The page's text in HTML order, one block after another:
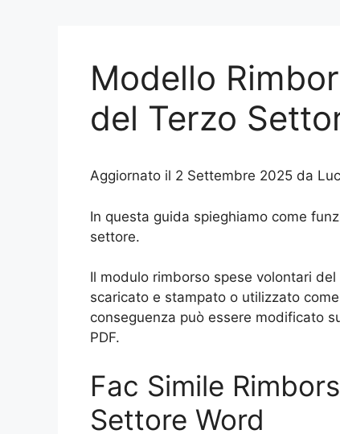
Modello
del Terzo
Aggiornato il 2 Settembre 2025 da
In questa guida spieghiamo come
settore.
Il modulo rimborso spese volontari
scaricato e stampato o utilizzato
conseguenza può essere modificato
PDF.
Fac Simile
Settore Word